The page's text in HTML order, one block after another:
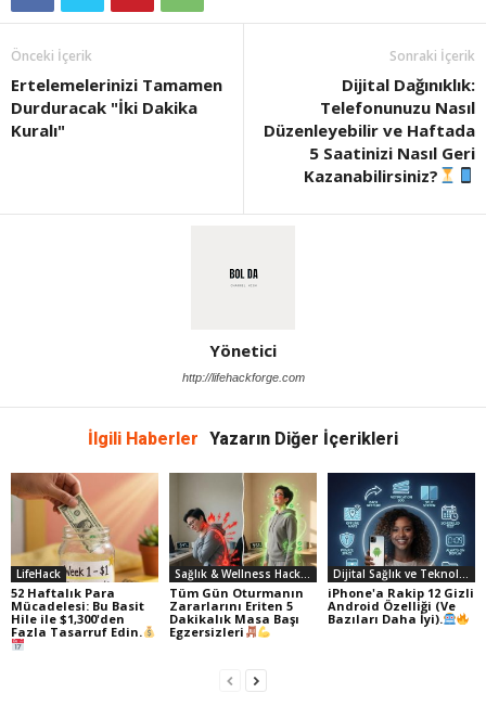
Önceki İçerik
Ertelemelerinizi Tamamen
Durduracak "İki Dakika
Kuralı"
Sonraki İçerik
Dijital Dağınıklık:
Telefonunuzu Nasıl
Düzenleyebilir ve Haftada
5 Saatinizi Nasıl Geri
Kazanabilirsiniz?
Yönetici
http://lifehackforge.com
İlgili Haberler Yazarın Diğer İçerikleri
LifeHack
52 Haftalık Para
Mücadelesi: Bu Basit
Hile ile $1,300'den
Fazla Tasarruf Edin.
Sağlık & Wellness Hack'leri
Tüm Gün Oturmanın
Zararlarını Eriten 5
Dakikalık Masa Başı
Egzersizleri
Dijital Sağlık ve Teknoloji
iPhone'a Rakip 12 Gizli
Android Özelliği (Ve
Bazıları Daha İyi).